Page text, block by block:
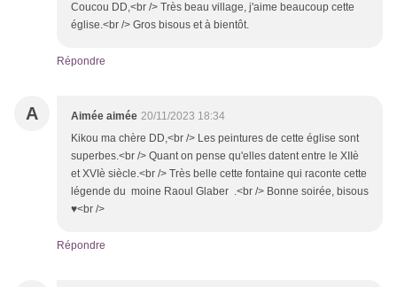
Coucou DD,<br /> Très beau village, j'aime beaucoup cette
église.<br /> Gros bisous et à bientôt.
Répondre
A Aimée aimée 20/11/2023 18:34
Kikou ma chère DD,<br /> Les peintures de cette église sont
superbes.<br /> Quant on pense qu'elles datent entre le XIIè
et XVIè siècle.<br /> Très belle cette fontaine qui raconte cette
légende du moine Raoul Glaber .<br /> Bonne soirée, bisous
♥<br />
Répondre